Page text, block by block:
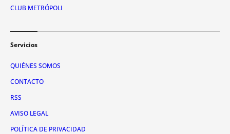
CLUB METRÓPOLI
Servicios
QUIÉNES SOMOS
CONTACTO
RSS
AVISO LEGAL
POLÍTICA DE PRIVACIDAD